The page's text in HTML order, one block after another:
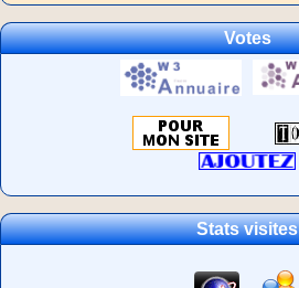
Votes
Stats visites